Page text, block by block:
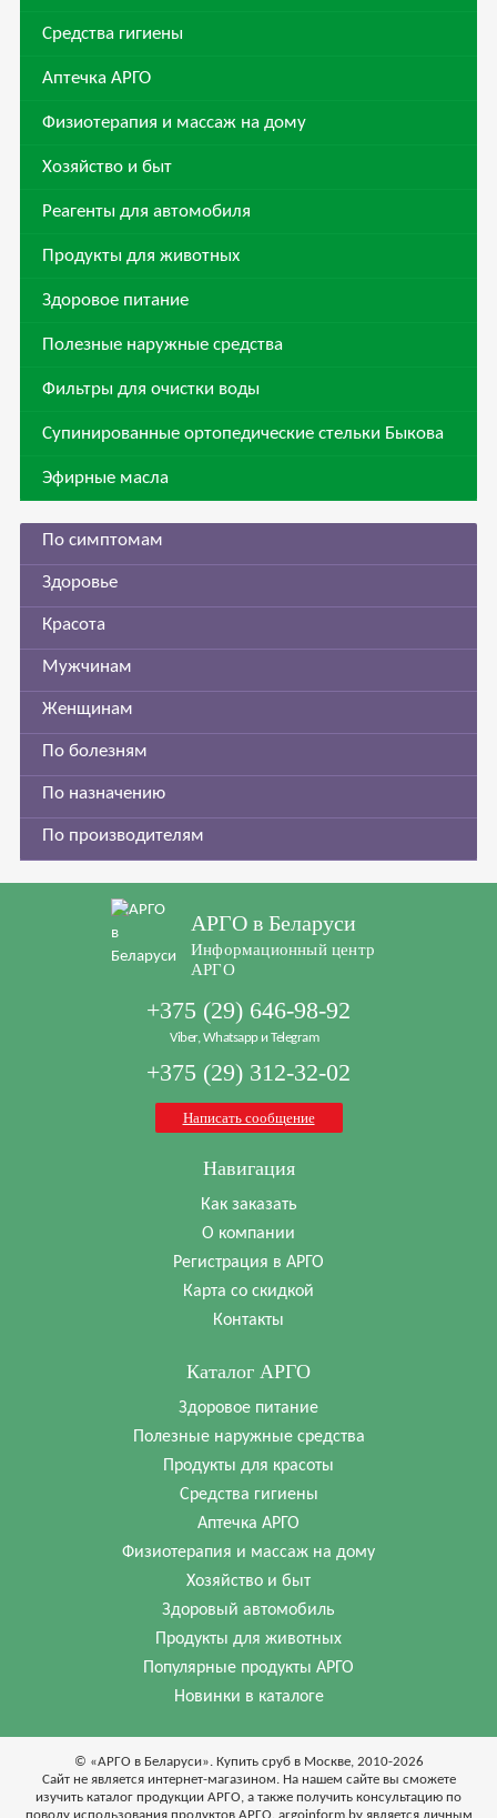
Средства гигиены
Аптечка АРГО
Физиотерапия и массаж на дому
Хозяйство и быт
Реагенты для автомобиля
Продукты для животных
Здоровое питание
Полезные наружные средства
Фильтры для очистки воды
Супинированные ортопедические стельки Быкова
Эфирные масла
По симптомам
Здоровье
Красота
Мужчинам
Женщинам
По болезням
По назначению
По производителям
АРГО в Беларуси
Информационный центр
АРГО
+375 (29) 646-98-92
Viber, Whatsapp и Telegram
+375 (29) 312-32-02
Написать сообщение
Навигация
Как заказать
О компании
Регистрация в АРГО
Карта со скидкой
Контакты
Каталог АРГО
Здоровое питание
Полезные наружные средства
Продукты для красоты
Средства гигиены
Аптечка АРГО
Физиотерапия и массаж на дому
Хозяйство и быт
Здоровый автомобиль
Продукты для животных
Популярные продукты АРГО
Новинки в каталоге
© «АРГО в Беларуси». Купить сруб в Москве, 2010-2026
Cайт не является интернет-магазином. На нашем сайте вы сможете
изучить каталог продукции АРГО, а также получить консультацию по
поводу использования продуктов АРГО. argoinform.by является личным